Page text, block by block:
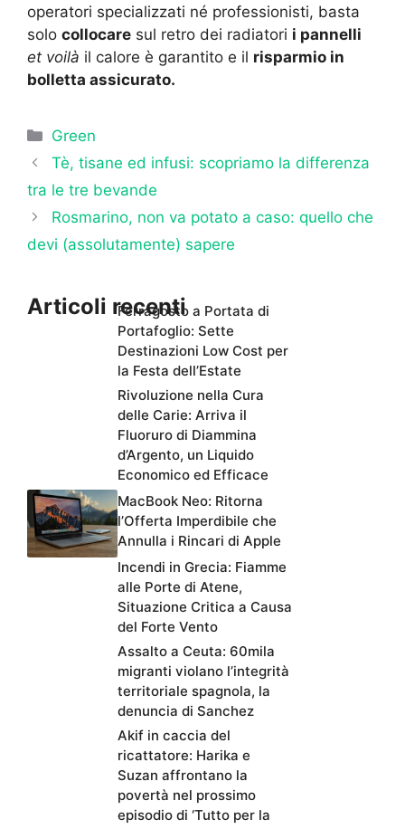
operatori specializzati né professionisti, basta
solo collocare sul retro dei radiatori i pannelli
et voilà il calore è garantito e il risparmio in
bolletta assicurato.
Categorie
Green
Tè, tisane ed infusi: scopriamo la differenza
tra le tre bevande
Rosmarino, non va potato a caso: quello che
devi (assolutamente) sapere
Articoli recentiFerragosto a Portata di
Portafoglio: Sette
Destinazioni Low Cost per
la Festa dell’Estate
Rivoluzione nella Cura
delle Carie: Arriva il
Fluoruro di Diammina
d’Argento, un Liquido
Economico ed Efficace
MacBook Neo: Ritorna
l’Offerta Imperdibile che
Annulla i Rincari di Apple
Incendi in Grecia: Fiamme
alle Porte di Atene,
Situazione Critica a Causa
del Forte Vento
Assalto a Ceuta: 60mila
migranti violano l’integrità
territoriale spagnola, la
denuncia di Sanchez
Akif in caccia del
ricattatore: Harika e
Suzan affrontano la
povertà nel prossimo
episodio di ‘Tutto per la